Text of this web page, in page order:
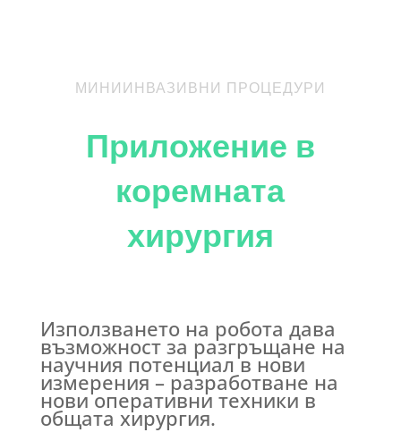
МИНИИНВАЗИВНИ ПРОЦЕДУРИ
Приложение в
коремната
хирургия
Използването на робота дава
възможност за разгръщане на
научния потенциал в нови
измерения – разработване на
нови оперативни техники в
общата хирургия.